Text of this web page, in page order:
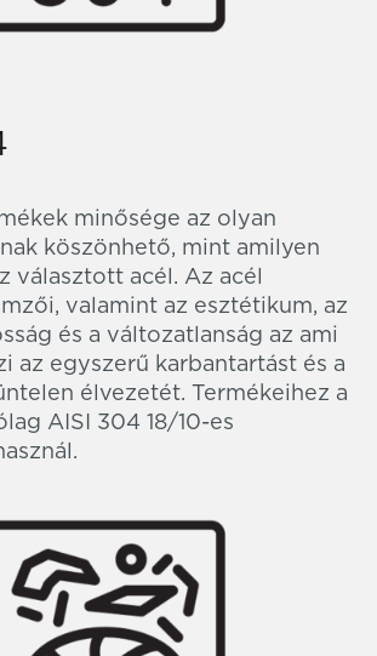
minősége az olyan
köszönhető, mint amilyen
választott acél. Az acél
valamint az esztétikum, az
és a változatlanság az ami
az egyszerű karbantartást és a
élvezetét. Termékeihez a
AISI 304 18/10-es